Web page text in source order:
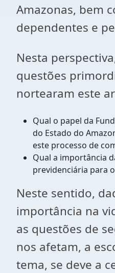
Amazonas, bem
dependentes e
Nesta
questões
nortearam este
Qual o papel da
do Estado do
este processo de
Qual a importância
previdenciária para
Neste sentido,
importância na
as questões de
nos afetam, a
tema, se deve a